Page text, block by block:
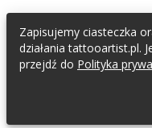
Zapisujemy ciasteczka
działania tattooartist.pl.
przejdź do Polityka